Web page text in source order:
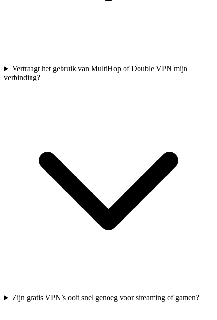
Vertraagt het gebruik van MultiHop of Double VPN mijn
verbinding?
Zijn gratis VPN’s ooit snel genoeg voor streaming of gamen?